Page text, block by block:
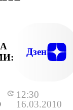
12:30
16.03.2010
Дзен